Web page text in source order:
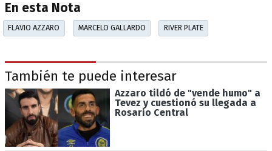
En esta Nota
FLAVIO AZZARO MARCELO GALLARDO RIVER PLATE
También te puede interesar
Azzaro tildó de "vende humo" a
Tevez y cuestionó su llegada a
Rosario Central